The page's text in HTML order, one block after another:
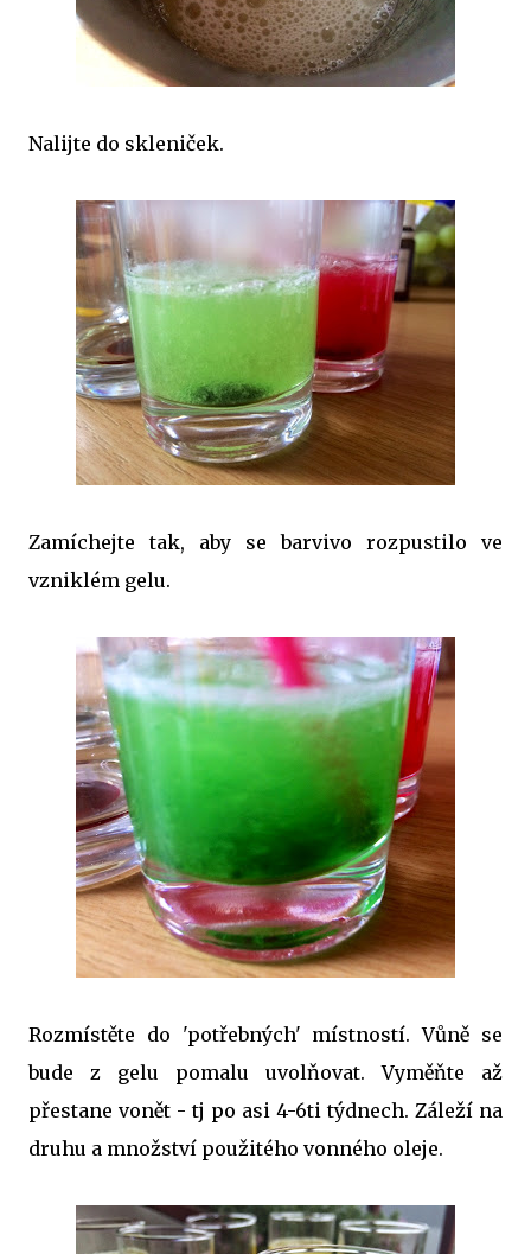
Nalijte do skleniček.
Zamíchejte tak, aby se barvivo rozpustilo ve
vzniklém gelu.
Rozmístěte do 'potřebných' místností. Vůně se
bude z gelu pomalu uvolňovat. Vyměňte až
přestane vonět - tj po asi 4-6ti týdnech. Záleží na
druhu a množství použitého vonného oleje.